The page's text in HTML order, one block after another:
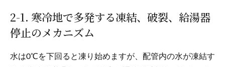
2-1. 寒冷地で多発する凍結、破裂、給湯器
停止のメカニズム
水は0℃を下回ると凍り始めますが、配管内の水が凍結す